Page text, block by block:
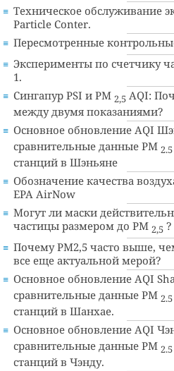
Техническое обслуживание
Particle Conter.
Пересмотренные
Эксперименты по счетчику
1.
Сингапур PSI и PM 2,5 AQI:
между двумя показаниями?
Основное обновление AQI
сравнительные данные PM 2.5
станций в Шэньяне
Обозначение качества
EPA AirNow
Могут ли маски
частицы размером до PM 2,5 ?
Почему PM2,5 часто выше,
все еще актуальной мерой?
Основное обновление AQI
сравнительные данные PM 2.5
станций в Шанхае.
Основное обновление AQI
сравнительные данные PM 2.5
станций в Чэнду.